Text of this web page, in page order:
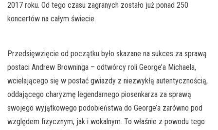
2017 roku. Od tego czasu zagranych zostało już ponad 250
koncertów na całym świecie.
Przedsięwzięcie od początku było skazane na sukces za sprawą
postaci Andrew Browninga – odtwórcy roli George’a Michaela,
wcielającego się w postać gwiazdy z niezwykłą autentycznością,
oddającego charyzmę legendarnego piosenkarza za sprawą
swojego wyjątkowego podobieństwa do George’a zarówno pod
względem fizycznym, jak i wokalnym. To właśnie z powodu tego